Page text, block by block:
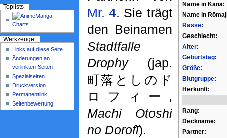
Name in Kana:
Name in
Rasse:
Geschlecht:
Alter:
Geburtstag:
Größe:
Blutgruppe:
Herkunft:
Rang:
Deckname:
Partner:
Mr. 4. Sie trägt
den Beinamen
Stadtfalle
Drophy(jap.
町落としのド
ロフィー,
Machi Otoshi
no Dorofī).
Toplists
Werkzeuge
Links auf diese Seite
Änderungen an
verlinkten Seiten
Spezialseiten
Druckversion
Permanentlink
Seitenbewertung